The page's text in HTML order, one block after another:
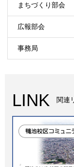
まちづくり部会
広報部会
事務局
LINK 関連